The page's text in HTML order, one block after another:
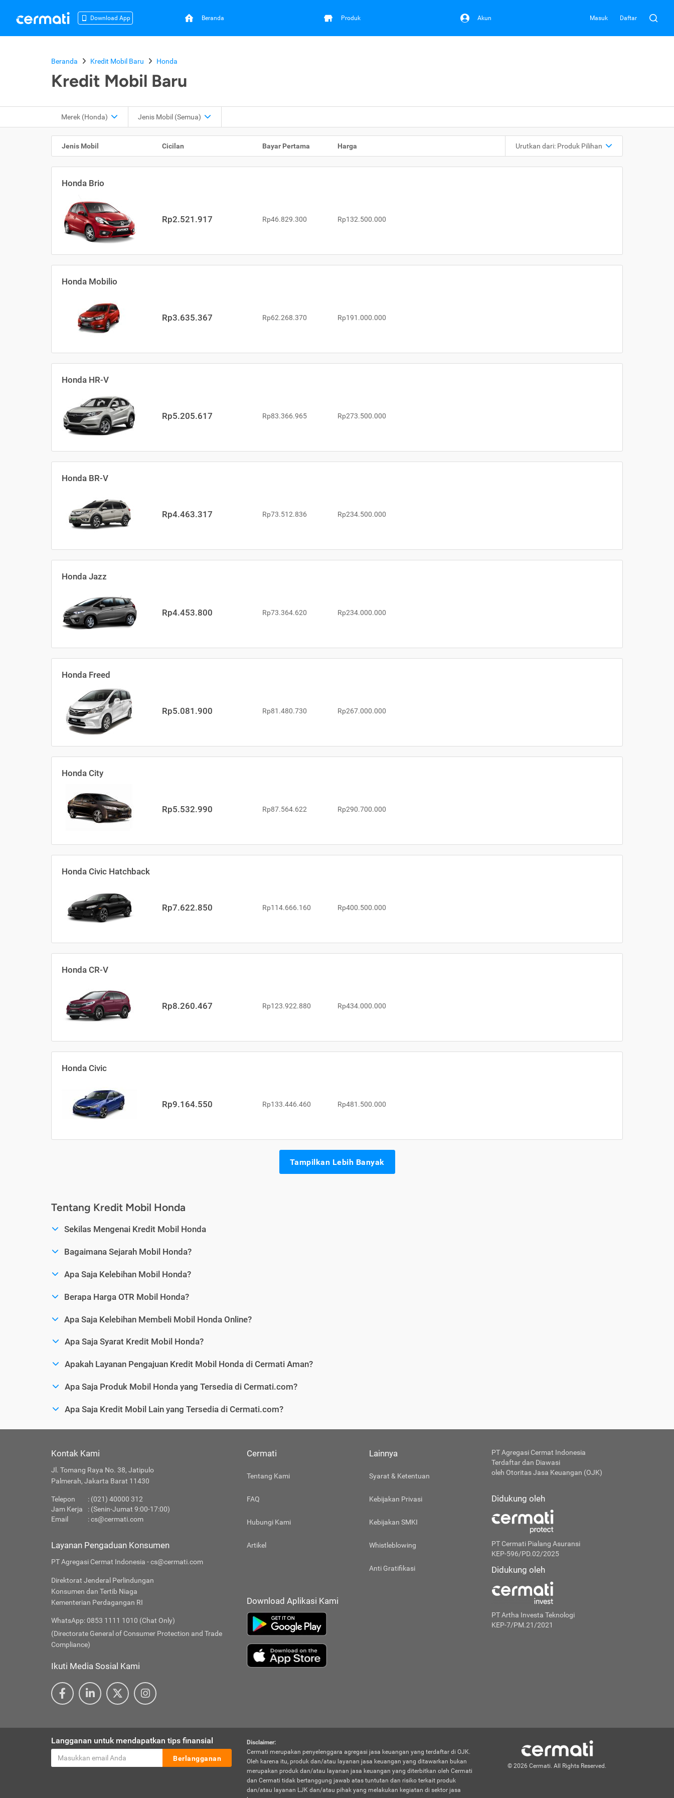
Download App Beranda Produk Akun Masuk Daftar
Beranda Kredit Mobil Baru Honda
Kredit Mobil Baru
Merek (Honda) Jenis Mobil (Semua)
Jenis Mobil Cicilan Bayar Pertama Harga Urutkan dari: Produk Pilihan
Honda Brio
Rp2.521.917 Rp46.829.300 Rp132.500.000
Honda Mobilio
Rp3.635.367 Rp62.268.370 Rp191.000.000
Honda HR-V
Rp5.205.617 Rp83.366.965 Rp273.500.000
Honda BR-V
Rp4.463.317 Rp73.512.836 Rp234.500.000
Honda Jazz
Rp4.453.800 Rp73.364.620 Rp234.000.000
Honda Freed
Rp5.081.900 Rp81.480.730 Rp267.000.000
Honda City
Rp5.532.990 Rp87.564.622 Rp290.700.000
Honda Civic Hatchback
Rp7.622.850 Rp114.666.160 Rp400.500.000
Honda CR-V
Rp8.260.467 Rp123.922.880 Rp434.000.000
Honda Civic
Rp9.164.550 Rp133.446.460 Rp481.500.000
Tampilkan Lebih Banyak
Tentang Kredit Mobil Honda
Sekilas Mengenai Kredit Mobil Honda
Bagaimana Sejarah Mobil Honda?
Apa Saja Kelebihan Mobil Honda?
Berapa Harga OTR Mobil Honda?
Apa Saja Kelebihan Membeli Mobil Honda Online?
Apa Saja Syarat Kredit Mobil Honda?
Apakah Layanan Pengajuan Kredit Mobil Honda di Cermati Aman?
Apa Saja Produk Mobil Honda yang Tersedia di Cermati.com?
Apa Saja Kredit Mobil Lain yang Tersedia di Cermati.com?
Kontak Kami
Jl. Tomang Raya No. 38, Jatipulo
Palmerah, Jakarta Barat 11430
Telepon
: (021) 40000 312
Jam Kerja
: (Senin-Jumat 9:00-17:00)
Email
:cs@cermati.com
Layanan Pengaduan Konsumen
PT Agregasi Cermat Indonesia - cs@cermati.com
Direktorat Jenderal Perlindungan
Konsumen dan Tertib Niaga
Kementerian Perdagangan RI
WhatsApp: 0853 1111 1010 (Chat Only)
(Directorate General of Consumer Protection and Trade
Compliance)
Ikuti Media Sosial Kami
Cermati
Tentang Kami
FAQ
Hubungi Kami
Artikel
Lainnya
Syarat & Ketentuan
Kebijakan Privasi
Kebijakan SMKI
Whistleblowing
Anti Gratifikasi
Download Aplikasi Kami
PT Agregasi Cermat Indonesia
Terdaftar dan Diawasi
oleh Otoritas Jasa Keuangan (OJK)
Didukung oleh
PT Cermati Pialang Asuransi
KEP-596/PD.02/2025
Didukung oleh
PT Artha Investa Teknologi
KEP-7/PM.21/2021
Langganan untuk mendapatkan tips finansial
Berlangganan
Disclaimer:
Cermati merupakan penyelenggara agregasi jasa keuangan yang terdaftar di OJK.
Oleh karena itu, produk dan/atau layanan jasa keuangan yang ditawarkan bukan
merupakan produk dan/atau layanan jasa keuangan yang diterbitkan oleh Cermati
dan Cermati tidak bertanggung jawab atas tuntutan dan risiko terkait produk
dan/atau layanan LJK dan/atau pihak yang melakukan kegiatan di sektor jasa
© 2026 Cermati. All Rights Reserved.